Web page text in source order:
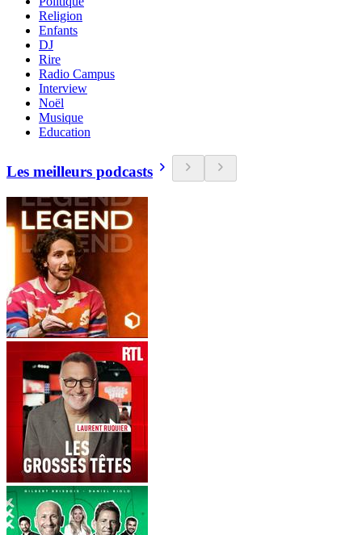
Religion
Enfants
DJ
Rire
Radio Campus
Interview
Noël
Musique
Education
Les meilleurs podcasts